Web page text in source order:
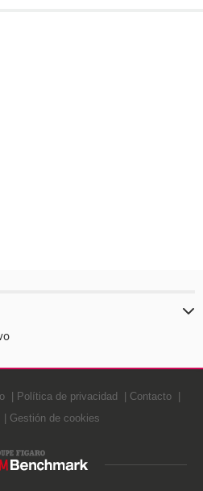
Política de privacidad
Contacto
Gestión de cookies